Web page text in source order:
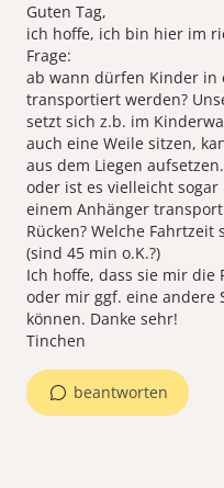
Guten Tag,
ich hoffe, ich bin hier im
Frage:
ab wann dürfen Kinder in
transportiert werden?
setzt sich z.b. im
auch eine Weile sitzen,
aus dem Liegen
oder ist es vielleicht
einem Anhänger
Rücken? Welche
(sind 45 min o.K.?)
Ich hoffe, dass sie mir die
oder mir ggf. eine andere
können. Danke sehr!
Tinchen
beantworten